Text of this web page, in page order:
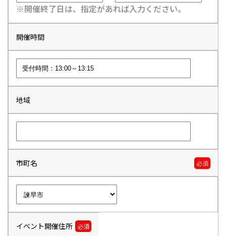
※開催終了日は、指定があれば入力ください。
開催時間
地域
市町名 必須
イベント開催住所 必須